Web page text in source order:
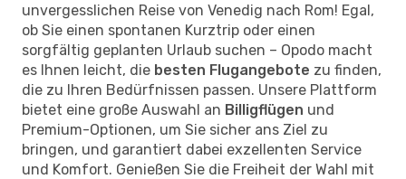
unvergesslichen Reise von Venedig nach Rom! Egal,
ob Sie einen spontanen Kurztrip oder einen
sorgfältig geplanten Urlaub suchen – Opodo macht
es Ihnen leicht, die besten Flugangebote zu finden,
die zu Ihren Bedürfnissen passen. Unsere Plattform
bietet eine große Auswahl an Billigflügen und
Premium-Optionen, um Sie sicher ans Ziel zu
bringen, und garantiert dabei exzellenten Service
und Komfort. Genießen Sie die Freiheit der Wahl mit